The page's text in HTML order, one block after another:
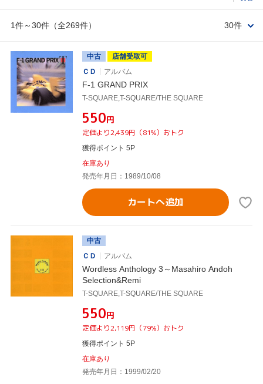
1件～30件（全269件） 30件
中古
店舗受取可
ＣＤ
アルバム
F-1 GRAND PRIX
T-SQUARE,T-SQUARE/THE SQUARE
¥550円
定価より2,439円（81%）おトク
獲得ポイント 5P
在庫あり
発売年月日：1989/10/08
カートへ追加
中古
ＣＤ
アルバム
Wordless Anthology 3～Masahiro Andoh
Selection&Remi
T-SQUARE,T-SQUARE/THE SQUARE
¥550円
定価より2,119円（79%）おトク
獲得ポイント 5P
在庫あり
発売年月日：1999/02/20